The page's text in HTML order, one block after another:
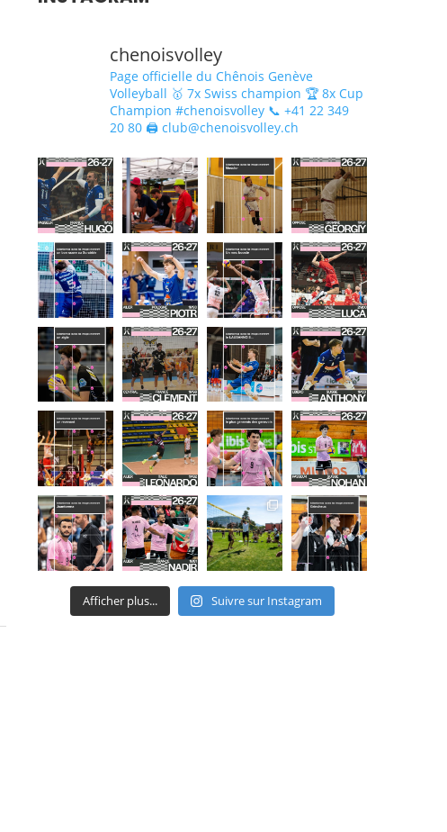
chenoisvolley
Page officielle du Chênois Genève
Volleyball 🥇 7x Swiss champion 🏆 8x Cup
Champion #chenoisvolley 📞 +41 22 349
20 80 🖨 club@chenoisvolley.ch
Afficher plus... Suivre sur Instagram